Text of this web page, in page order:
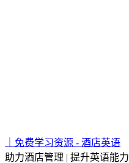
｜免费学习资源 - 酒店英语
助力酒店管理 | 提升英语能力